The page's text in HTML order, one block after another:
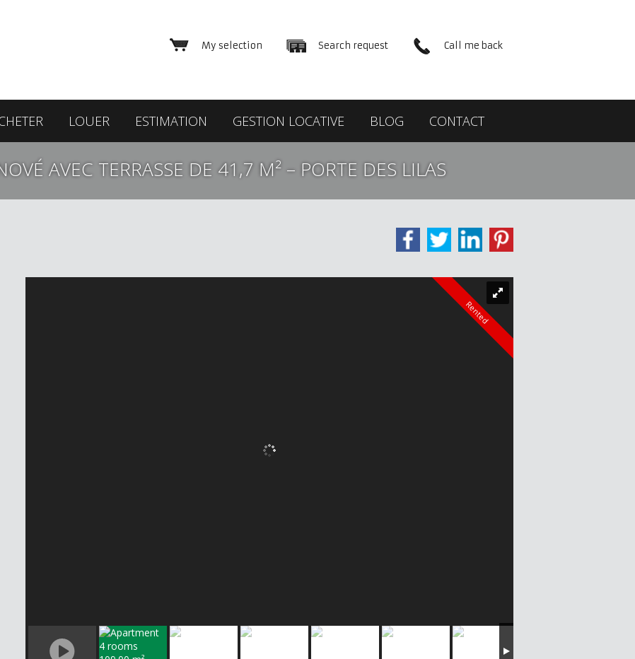
Call me back
Search request
My selection
LOUER ESTIMATION GESTION LOCATIVE BLOG CONTACT
AVEC TERRASSE DE 41,7 M² – PORTE DES LILAS
Rented